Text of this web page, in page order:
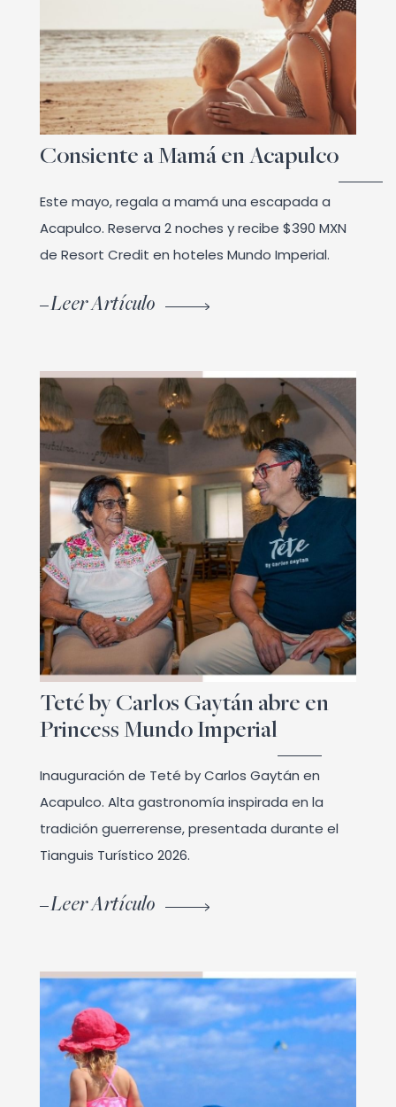
Consiente a Mamá en Acapulco
Este mayo, regala a mamá una escapada a
Acapulco. Reserva 2 noches y recibe $390 MXN
de Resort Credit en hoteles Mundo Imperial.
Leer Artículo
Teté by Carlos Gaytán abre en
Princess Mundo Imperial
Inauguración de Teté by Carlos Gaytán en
Acapulco. Alta gastronomía inspirada en la
tradición guerrerense, presentada durante el
Tianguis Turístico 2026.
Leer Artículo